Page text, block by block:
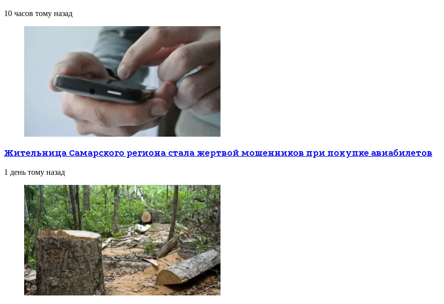
10 часов тому назад
Жительница Самарского региона стала жертвой мошенников при покупке авиабилетов
1 день тому назад